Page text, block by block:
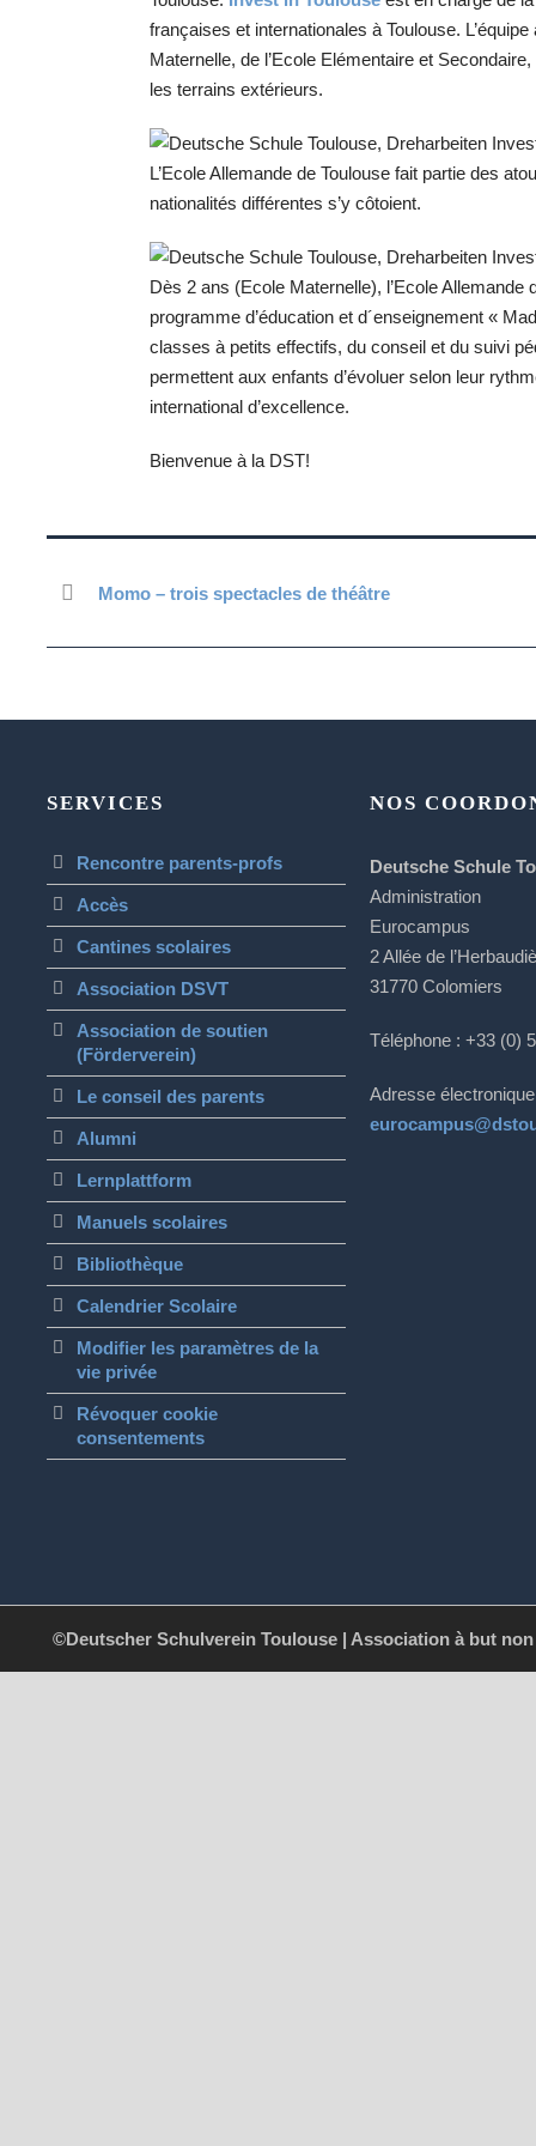
françaises et internationales à Toulouse.
Maternelle, de l’Ecole Elémentaire et
les terrains extérieurs.
L’Ecole Allemande de Toulouse fait partie des
nationalités différentes s’y côtoient.
Dès 2 ans (Ecole Maternelle), l’Ecole Allemande
programme d’éducation et d´enseignement «
classes à petits effectifs, du conseil et du suivi
permettent aux enfants d’évoluer selon leur
international d’excellence.
Bienvenue à la DST!
Momo – trois spectacles de théâtre
SERVICES
Rencontre parents-profs
Accès
Cantines scolaires
Association DSVT
Association de soutien
(Förderverein)
Le conseil des parents
Alumni
Lernplattform
Manuels scolaires
Bibliothèque
Calendrier Scolaire
Modifier les paramètres de la
vie privée
Révoquer cookie
consentements
NOS
Deutsche Schule
Administration
Eurocampus
2 Allée de
31770 Colomiers
Téléphone : +33 (0)
Adresse
©Deutscher Schulverein Toulouse | Association à but